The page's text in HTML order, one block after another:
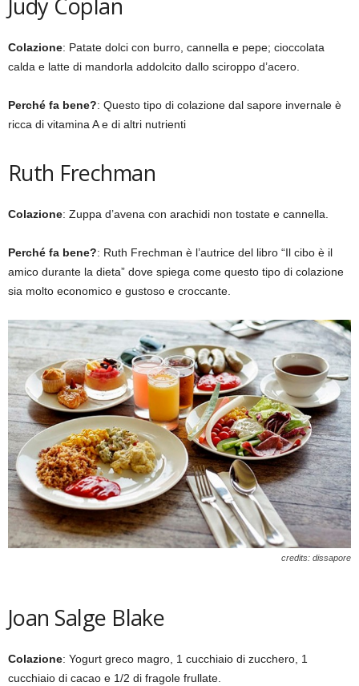
Judy Coplan
Colazione: Patate dolci con burro, cannella e pepe; cioccolata
calda e latte di mandorla addolcito dallo sciroppo d’acero.
Perché fa bene?: Questo tipo di colazione dal sapore invernale è
ricca di vitamina A e di altri nutrienti
Ruth Frechman
Colazione: Zuppa d’avena con arachidi non tostate e cannella.
Perché fa bene?: Ruth Frechman è l’autrice del libro “Il cibo è il
amico durante la dieta” dove spiega come questo tipo di colazione
sia molto economico e gustoso e croccante.
credits: dissapore
Joan Salge Blake
Colazione: Yogurt greco magro, 1 cucchiaio di zucchero, 1
cucchiaio di cacao e 1/2 di fragole frullate.